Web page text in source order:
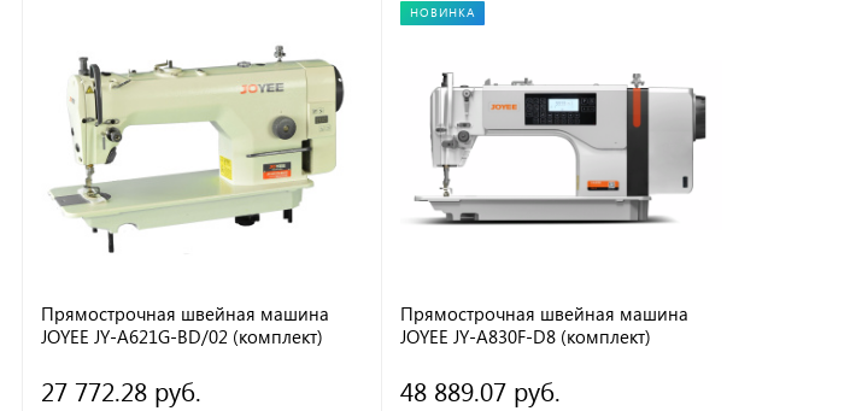
Прямострочная швейная машина
JOYEE JY-A621G-BD/02 (комплект)
27 772.28 руб.
НОВИНКА
Прямострочная швейная машина
JOYEE JY-A830F-D8 (комплект)
48 889.07 руб.